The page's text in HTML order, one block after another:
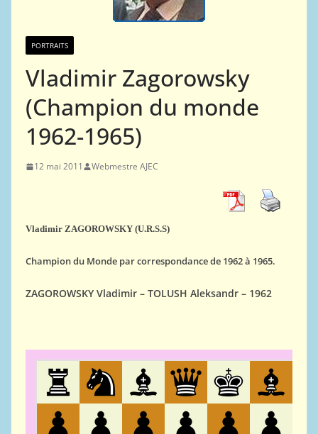
PORTRAITS
Vladimir Zagorowsky
(Champion du monde
1962-1965)
12 mai 2011 Webmestre AJEC
Vladimir ZAGOROWSKY (U.R.S.S)
Champion du Monde par correspondance de 1962 à 1965.
ZAGOROWSKY Vladimir – TOLUSH Aleksandr – 1962